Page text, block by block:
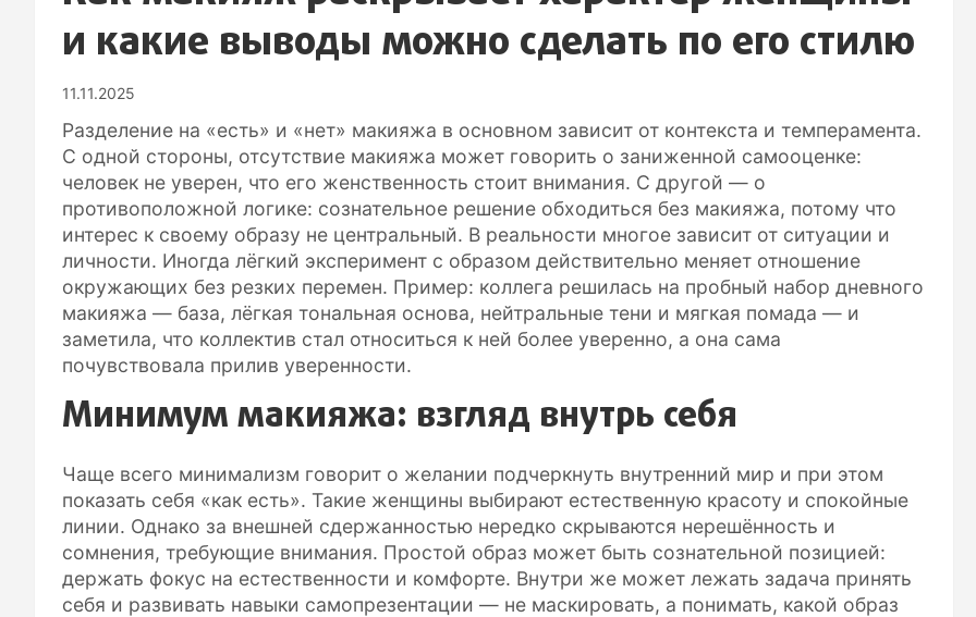
и какие выводы можно сделать по его стилю
11.11.2025
Разделение на «есть» и «нет» макияжа в основном зависит от контекста и темперамента.
С одной стороны, отсутствие макияжа может говорить о заниженной самооценке:
человек не уверен, что его женственность стоит внимания. С другой — о
противоположной логике: сознательное решение обходиться без макияжа, потому что
интерес к своему образу не центральный. В реальности многое зависит от ситуации и
личности. Иногда лёгкий эксперимент с образом действительно меняет отношение
окружающих без резких перемен. Пример: коллега решилась на пробный набор дневного
макияжа — база, лёгкая тональная основа, нейтральные тени и мягкая помада — и
заметила, что коллектив стал относиться к ней более уверенно, а она сама
почувствовала прилив уверенности.
Минимум макияжа: взгляд внутрь себя
Чаще всего минимализм говорит о желании подчеркнуть внутренний мир и при этом
показать себя «как есть». Такие женщины выбирают естественную красоту и спокойные
линии. Однако за внешней сдержанностью нередко скрываются нерешённость и
сомнения, требующие внимания. Простой образ может быть сознательной позицией:
держать фокус на естественности и комфорте. Внутри же может лежать задача принять
себя и развивать навыки самопрезентации — не маскировать, а понимать, какой образ